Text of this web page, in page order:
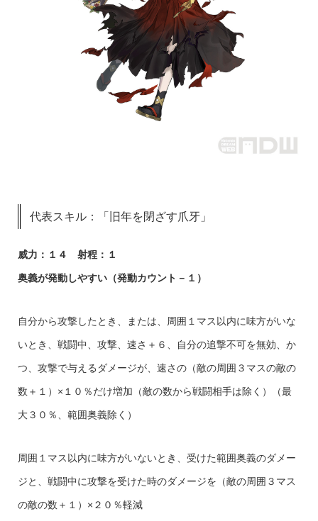
代表スキル：「旧年を閉ざす爪牙」
威力：１４ 射程：１
奥義が発動しやすい（発動カウント－１）
自分から攻撃したとき、または、周囲１マス以内に味方がいな
いとき、戦闘中、攻撃、速さ＋６、自分の追撃不可を無効、か
つ、攻撃で与えるダメージが、速さの（敵の周囲３マスの敵の
数＋１）×１０％だけ増加（敵の数から戦闘相手は除く）（最
大３０％、範囲奥義除く）
周囲１マス以内に味方がいないとき、受けた範囲奥義のダメー
ジと、戦闘中に攻撃を受けた時のダメージを（敵の周囲３マス
の敵の数＋１）×２０％軽減